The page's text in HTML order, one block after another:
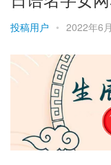
投稿用户 • 2022年6